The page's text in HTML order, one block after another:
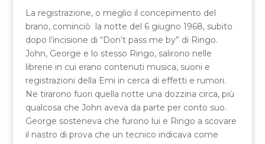
La registrazione, o meglio il concepimento del
brano, cominciò la notte del 6 giugno 1968, subito
dopo l’incisione di “Don’t pass me by” di Ringo.
John, George e lo stesso Ringo, salirono nelle
librerie in cui erano contenuti musica, suoni e
registrazioni della Emi in cerca di effetti e rumori.
Ne tirarono fuori quella notte una dozzina circa, più
qualcosa che John aveva da parte per conto suo.
George sosteneva che furono lui e Ringo a scovare
il nastro di prova che un tecnico indicava come